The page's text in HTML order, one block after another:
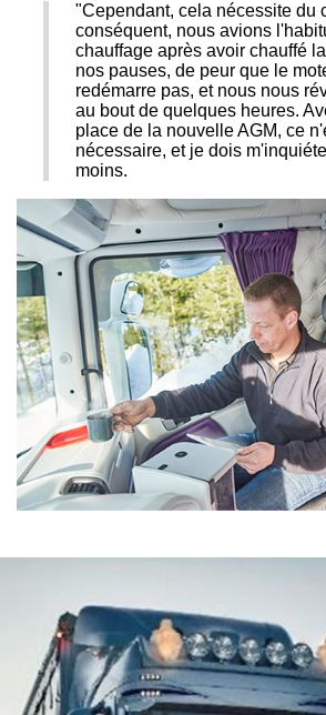
"Cependant, cela nécessite du
conséquent, nous avions
chauffage après avoir chauffé
nos pauses, de peur que le
redémarre pas, et nous nous
au bout de quelques heures.
place de la nouvelle AGM, ce
nécessaire, et je dois
moins.